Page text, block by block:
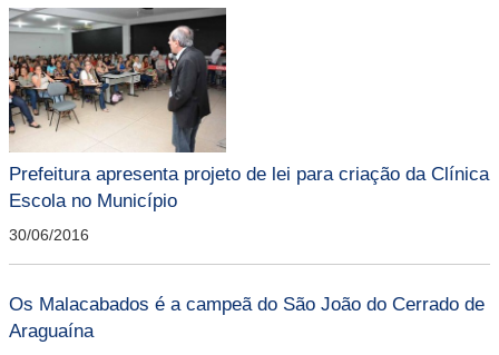
Prefeitura apresenta projeto de lei para criação da Clínica
Escola no Município
30/06/2016
Os Malacabados é a campeã do São João do Cerrado de
Araguaína